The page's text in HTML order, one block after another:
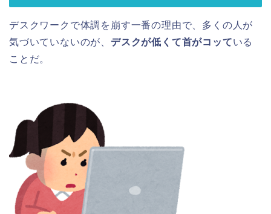
デスクワークで体調を崩す一番の理由で、多くの人が
気づいていないのが、 デスクが低くて首がコッている
ことだ。